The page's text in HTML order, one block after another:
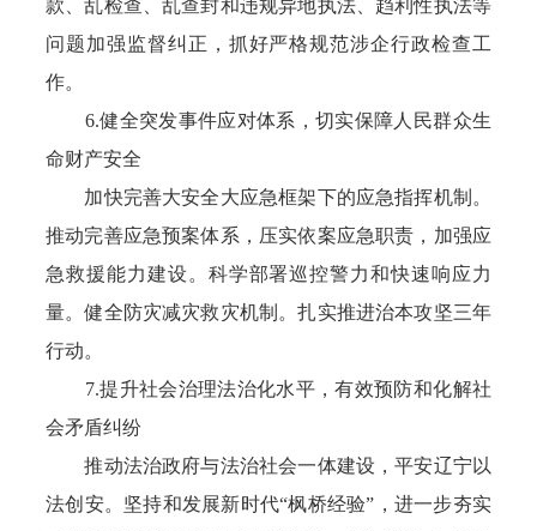
款、乱检查、乱查封和违规异地执法、趋利性执法等
问题加强监督纠正，抓好严格规范涉企行政检查工
作。
6.健全突发事件应对体系，切实保障人民群众生
命财产安全
加快完善大安全大应急框架下的应急指挥机制。
推动完善应急预案体系，压实依案应急职责，加强应
急救援能力建设。科学部署巡控警力和快速响应力
量。健全防灾减灾救灾机制。扎实推进治本攻坚三年
行动。
7.提升社会治理法治化水平，有效预防和化解社
会矛盾纠纷
推动法治政府与法治社会一体建设，平安辽宁以
法创安。坚持和发展新时代“枫桥经验”，进一步夯实